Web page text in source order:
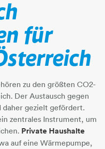
für
zu den größten CO2-
Der Austausch gegen
gezielt gefördert.
zentrales Instrument, um
Private Haushalte
auf eine Wärmepumpe,